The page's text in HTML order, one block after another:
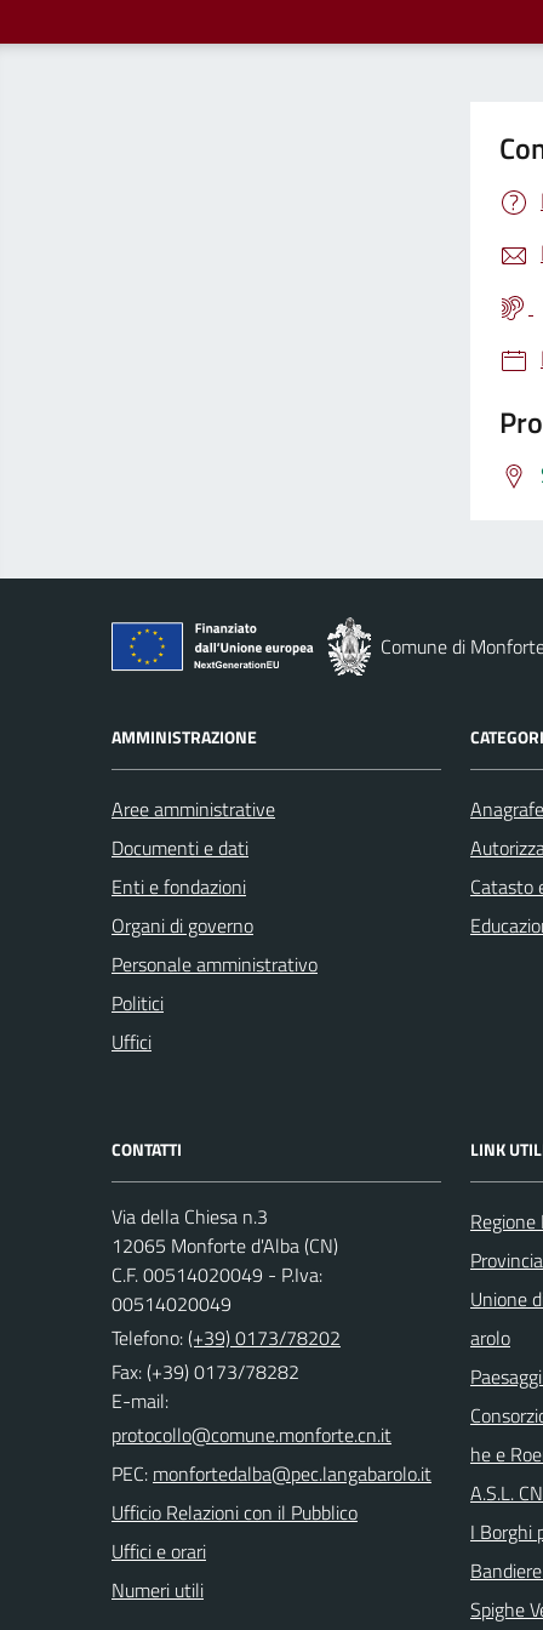
Comune di
AMMINISTRAZIONE
Aree amministrative
Documenti e dati
Enti e fondazioni
Organi di governo
Personale amministrativo
Politici
Uffici
Catasto
CONTATTI
Via della Chiesa n.3
12065 Monforte d'Alba (CN)
C.F. 00514020049 - P.Iva:
00514020049
Telefono:(+39) 0173/78202
Fax: (+39) 0173/78282
E-mail:
PEC:
Ufficio Relazioni con il Pubblico
Uffici e orari
Numeri utili
LINK
Unione
arolo
he e
A.S.L.
I Borghi
Spighe